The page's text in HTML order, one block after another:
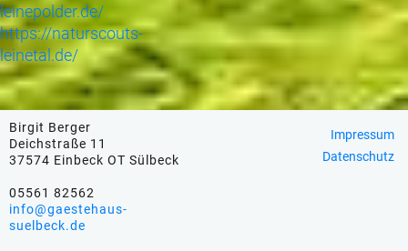
leinepolder.de/
https://naturscouts-
leinetal.de/
Birgit Berger
Deichstraße 11
37574 Einbeck OT Sülbeck
05561 82562
info@gaestehaus-
suelbeck.de
Impressum
Datenschutz